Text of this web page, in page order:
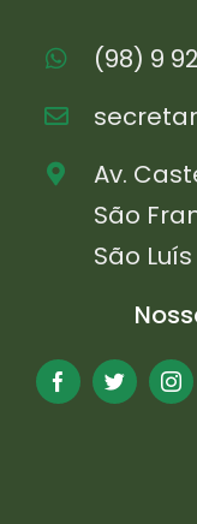
(98) 9
Av.
São
São